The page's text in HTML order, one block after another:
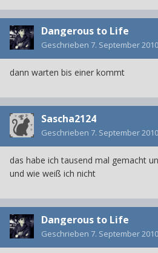
Dangerous to Life
Geschrieben 7. September 2010
dann warten bis einer kommt
Sascha2124
Geschrieben 7. September 2010
das habe ich tausend mal gemacht
und wie weiß ich nicht
Dangerous to Life
Geschrieben 7. September 2010